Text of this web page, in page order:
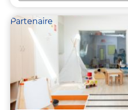
Partenaire